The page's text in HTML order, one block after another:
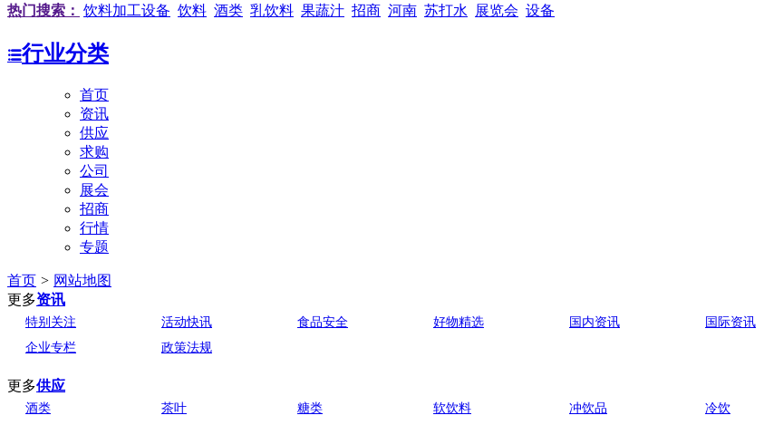
热门搜索： 饮料加工设备 饮料 酒类 乳饮料 果蔬汁 招商 河南 苏打水 展览会 设备
行业分类
首页
资讯
供应
求购
公司
展会
招商
行情
专题
首页 > 网站地图
更多资讯
特别关注 活动快讯 食品安全 好物精选 国内资讯 国际资讯
企业专栏
政策法规
更多供应
酒类 茶叶 糖类 软饮料 冲饮品 冷饮